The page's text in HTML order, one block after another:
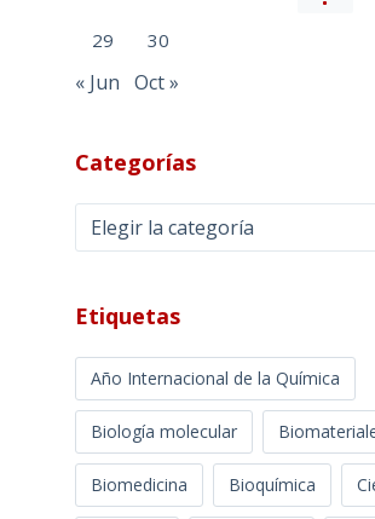
29 30
« Jun Oct »
Categorías
Categorías
Etiquetas
Año Internacional de la Química
Biología molecular
Biomedicina Bioquímica